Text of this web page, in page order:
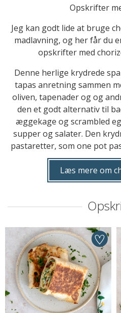
Opskrifter
Jeg kan godt lide at bruge
madlavning, og her får du
opskrifter med
Denne herlige krydrede
tapas anretning sammen
oliven, tapenader og og
den et godt alternativ til
æggekage og scrambled
supper og salater. Den
pastaretter, som one pot
Læs mere om